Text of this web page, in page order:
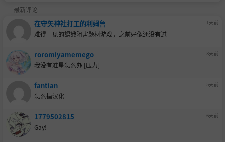
最新评论
在守矢神社打工的利姆鲁 1天前
难得一见的認識阻害题材游戏，之前好像还没有过
roromiyamemego 3天前
我没有准星怎么办 [压力]
fantian 5天前
怎么搞汉化
1779502815 6天前
Gay!